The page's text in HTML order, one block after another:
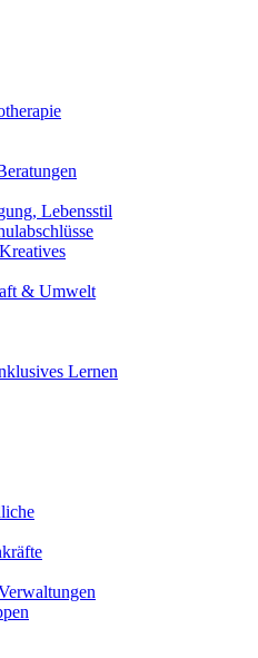
Lebensstil
& Umwelt
Lernen